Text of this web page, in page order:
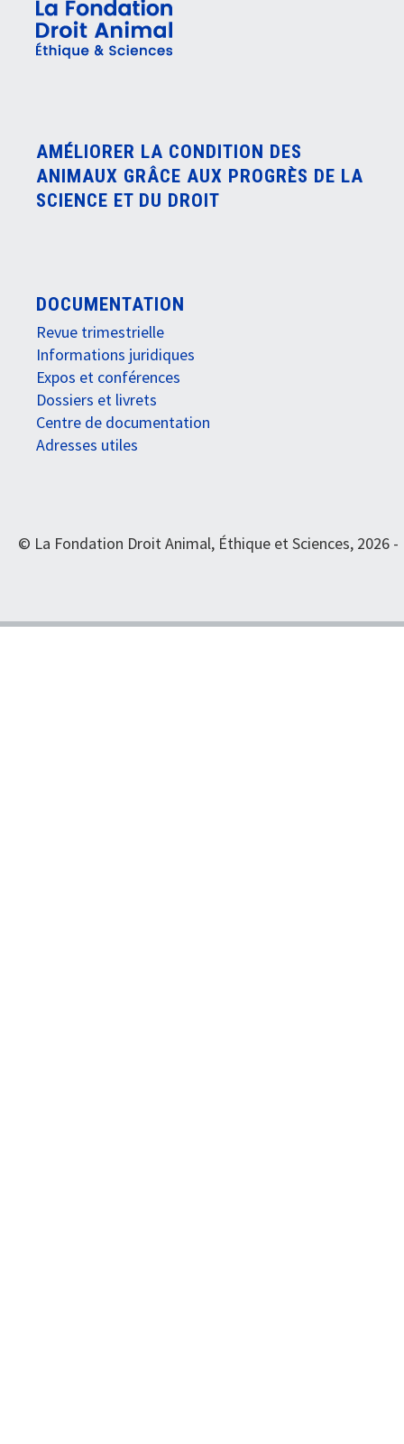
AMÉLIORER LA CONDITION DES
ANIMAUX GRÂCE AUX PROGRÈS DE LA
SCIENCE ET DU DROIT
DOCUMENTATION
Revue trimestrielle
Informations juridiques
Expos et conférences
Dossiers et livrets
Centre de documentation
Adresses utiles
© La Fondation Droit Animal, Éthique et Sciences, 2026 -